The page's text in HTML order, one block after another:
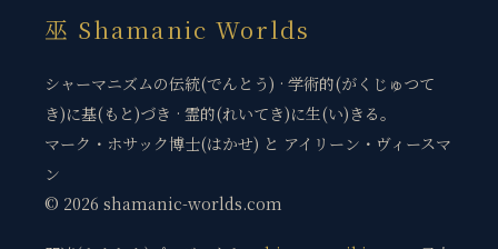
巫 Shamanic Worlds
シャーマニズムの伝統(でんとう) · 学術的(がくじゅつて
き)に基(もと)づき · 霊的(れいてき)に生(い)きる。
マーク・ホサック博士(はかせ) と アイリーン・ヴィースマ
ン
© 2026 shamanic-worlds.com